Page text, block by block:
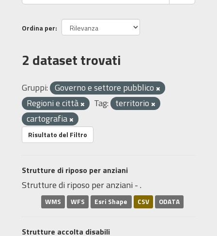
Ordina per
2 dataset trovati
Gruppi: Governo e settore pubblico
Regioni e città
Tag: territorio
cartografia
Risultato del Filtro
Strutture di riposo per anziani
Strutture di riposo per anziani - .
WMS WFS Esri Shape CSV ODATA
Strutture accolta disabili